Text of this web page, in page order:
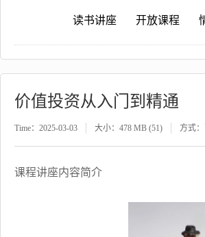
读书讲座 开放课程
价值投资从入门到精通
Time：2025-03-03 大小：478 MB (51) 方式
课程讲座内容简介